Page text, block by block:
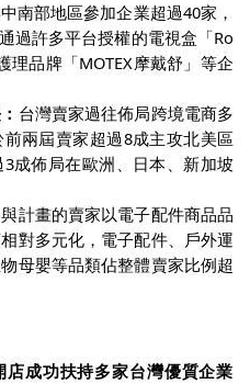
南部地區參加企業超過40家，
過許多平台授權的電視盒「Ro
理品牌「MOTEX摩戴舒」等企
台灣賣家過往佈局跨境電商多
兩屆賣家超過8成主攻北美區
成佈局在歐洲、日本、新加坡
計畫的賣家以電子配件商品品
對多元化，電子配件、戶外運
母嬰等品類佔整體賣家比例超
成功扶持多家台灣優質企業